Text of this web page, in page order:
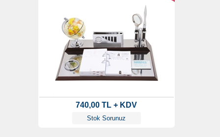
740,00 TL + KDV
Stok Sorunuz